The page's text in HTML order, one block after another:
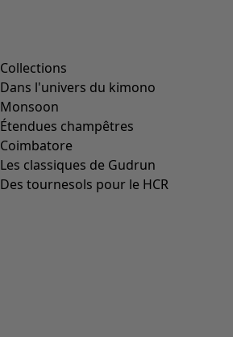
Collections
Dans l'univers du kimono
Monsoon
Étendues champêtres
Coimbatore
Les classiques de Gudrun
Des tournesols pour le HCR